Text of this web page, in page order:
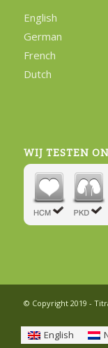
English
German
French
Dutch
WIJ TESTEN
© Copyright 2019 -
English